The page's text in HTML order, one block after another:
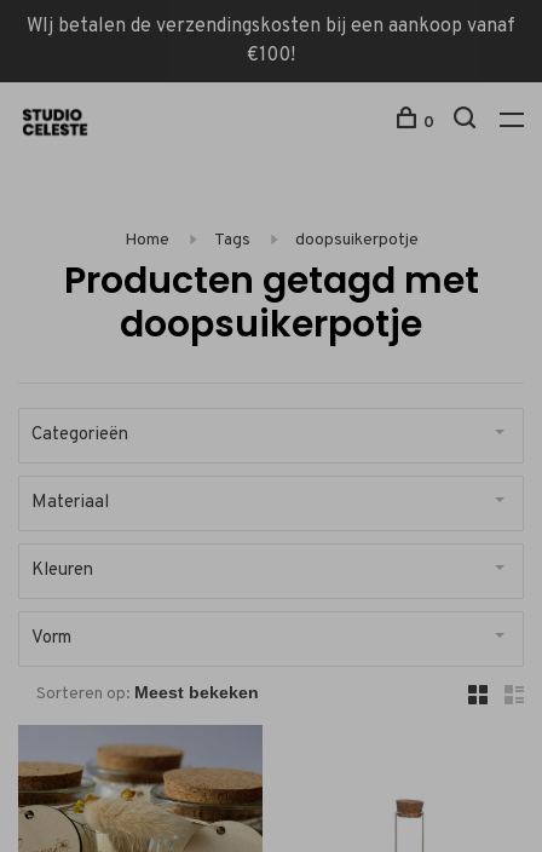
WIj betalen de verzendingskosten bij een aankoop vanaf
€100!
0
Home Tags doopsuikerpotje
Producten getagd met
doopsuikerpotje
Categorieën
Materiaal
Kleuren
Vorm
Sorteren op: